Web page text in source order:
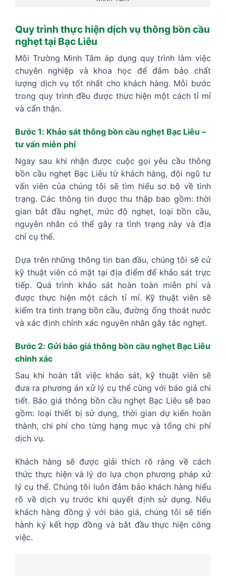
Quy trình thực hiện dịch vụ thông bồn cầu
nghẹt tại Bạc Liêu
Môi Trường Minh Tâm áp dụng quy trình làm việc
chuyên nghiệp và khoa học để đảm bảo chất
lượng dịch vụ tốt nhất cho khách hàng. Mỗi bước
trong quy trình đều được thực hiện một cách tỉ mỉ
và cẩn thận.
Bước 1: Khảo sát thông bồn cầu nghẹt Bạc Liêu –
tư vấn miễn phí
Ngay sau khi nhận được cuộc gọi yêu cầu thông
bồn cầu nghẹt Bạc Liêu từ khách hàng, đội ngũ tư
vấn viên của chúng tôi sẽ tìm hiểu sơ bộ về tình
trạng. Các thông tin được thu thập bao gồm: thời
gian bắt đầu nghẹt, mức độ nghẹt, loại bồn cầu,
nguyên nhân có thể gây ra tình trạng này và địa
chỉ cụ thể.
Dựa trên những thông tin ban đầu, chúng tôi sẽ cử
kỹ thuật viên có mặt tại địa điểm để khảo sát trực
tiếp. Quá trình khảo sát hoàn toàn miễn phí và
được thực hiện một cách tỉ mỉ. Kỹ thuật viên sẽ
kiểm tra tình trạng bồn cầu, đường ống thoát nước
và xác định chính xác nguyên nhân gây tắc nghẹt.
Bước 2: Gửi báo giá thông bồn cầu nghẹt Bạc Liêu
chính xác
Sau khi hoàn tất việc khảo sát, kỹ thuật viên sẽ
đưa ra phương án xử lý cụ thể cùng với báo giá chi
tiết. Báo giá thông bồn cầu nghẹt Bạc Liêu sẽ bao
gồm: loại thiết bị sử dụng, thời gian dự kiến hoàn
thành, chi phí cho từng hạng mục và tổng chi phí
dịch vụ.
Khách hàng sẽ được giải thích rõ ràng về cách
thức thực hiện và lý do lựa chọn phương pháp xử
lý cụ thể. Chúng tôi luôn đảm bảo khách hàng hiểu
rõ về dịch vụ trước khi quyết định sử dụng. Nếu
khách hàng đồng ý với báo giá, chúng tôi sẽ tiến
hành ký kết hợp đồng và bắt đầu thực hiện công
việc.